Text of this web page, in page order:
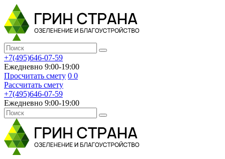
+7(495)646-07-59
Ежедневно 9:00-19:00
Просчитать смету 0 0
Рассчитать смету
+7(495)646-07-59
Ежедневно 9:00-19:00